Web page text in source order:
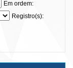
Em ordem:
Registro(s):